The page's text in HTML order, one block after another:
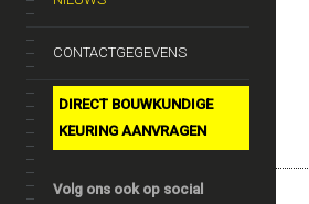
CONTACTGEGEVENS
DIRECT BOUWKUNDIGE
KEURING AANVRAGEN
Volg ons ook op social